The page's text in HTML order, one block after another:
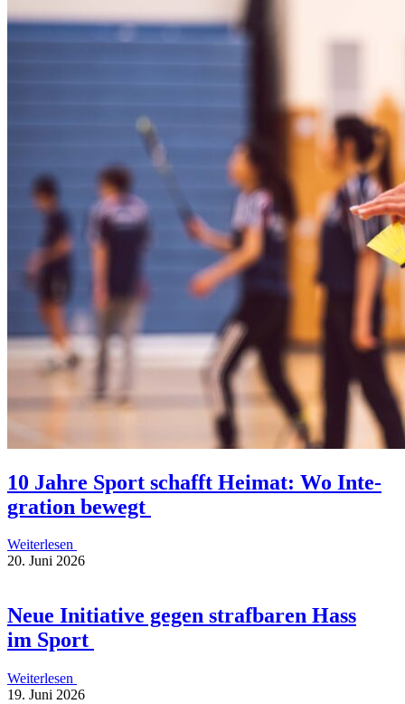
10 Jahre Sport schafft Heimat: Wo Inte­
gra­tion bewegt
Weiterlesen
20. Juni 2026
Neue Initia­tive gegen straf­ba­ren Hass
im Sport
Weiterlesen
19. Juni 2026